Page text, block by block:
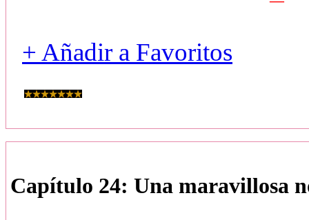
+ Añadir a Favoritos
Capítulo 24: Una maravillosa